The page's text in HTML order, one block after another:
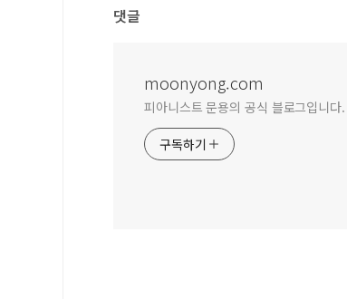
댓글
moonyong.com
피아니스트 문용의 공식 블로그입니다.
구독하기